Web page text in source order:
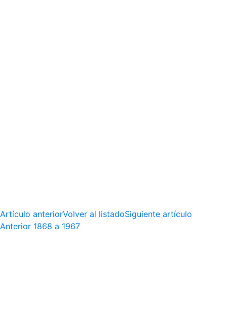
Artículo anteriorVolver al listadoSiguiente artículo
Anterior 1868 a 1967